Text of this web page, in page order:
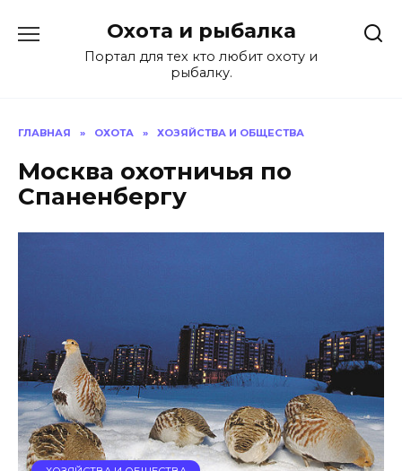
содержанию
Охота и рыбалка
Портал для тех кто любит охоту и
рыбалку.
ГЛАВНАЯ » ОХОТА » ХОЗЯЙСТВА И ОБЩЕСТВА
Москва охотничья по
Спаненбергу